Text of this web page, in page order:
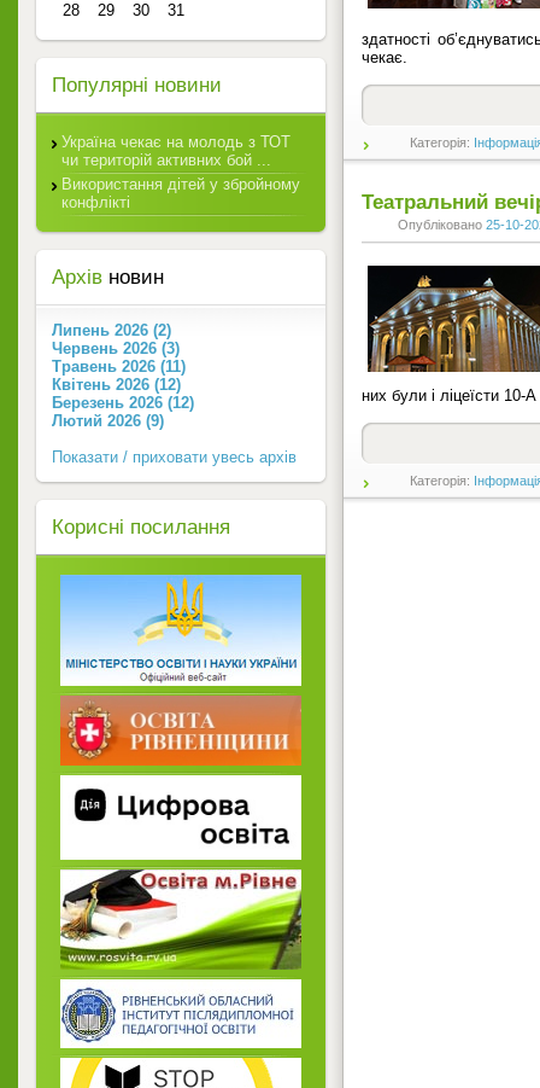
здатності
чекає.
Категорія:
Театральний
Опубліковано 25-10-
них були і ліцеїсти 10-
Категорія:
28
29 30 31
Популярні новини
Україна чекає на молодь з ТОТ
чи територій активних бой ...
Використання дітей у збройному
конфлікті
Архів новин
Липень 2026 (2)
Червень 2026 (3)
Травень 2026 (11)
Квітень 2026 (12)
Березень 2026 (12)
Лютий 2026 (9)
Показати / приховати увесь архів
Корисні посилання